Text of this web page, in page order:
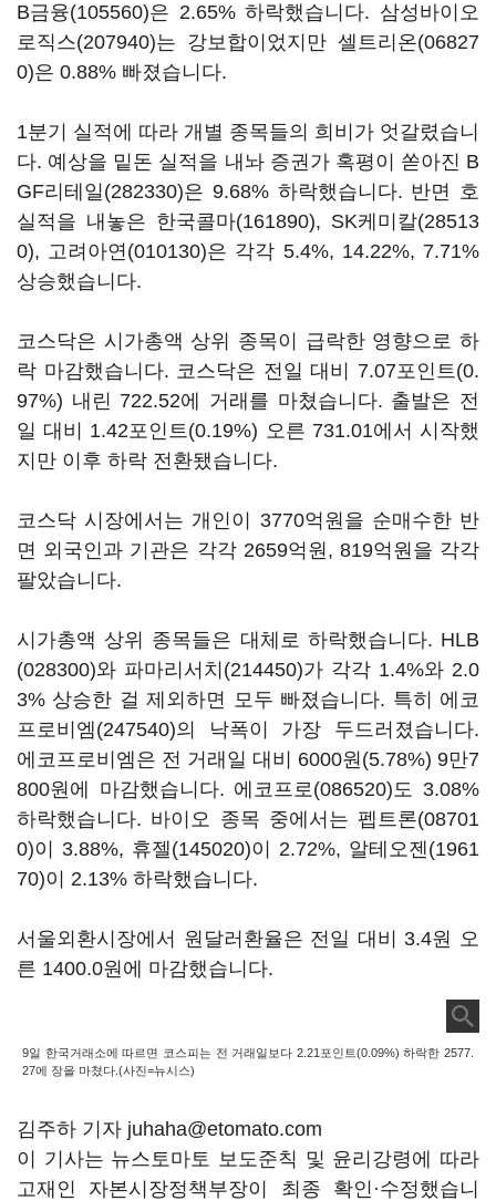
B금융(105560)은 2.65% 하락했습니다. 삼성바이오
로직스(207940)는 강보합이었지만 셀트리온(06827
0)은 0.88% 빠졌습니다.
1분기 실적에 따라 개별 종목들의 희비가 엇갈렸습니
다. 예상을 밑돈 실적을 내놔 증권가 혹평이 쏟아진 B
GF리테일(282330)은 9.68% 하락했습니다. 반면 호
실적을 내놓은 한국콜마(161890), SK케미칼(28513
0), 고려아연(010130)은 각각 5.4%, 14.22%, 7.71%
상승했습니다.
코스닥은 시가총액 상위 종목이 급락한 영향으로 하
락 마감했습니다. 코스닥은 전일 대비 7.07포인트(0.
97%) 내린 722.52에 거래를 마쳤습니다. 출발은 전
일 대비 1.42포인트(0.19%) 오른 731.01에서 시작했
지만 이후 하락 전환됐습니다.
코스닥 시장에서는 개인이 3770억원을 순매수한 반
면 외국인과 기관은 각각 2659억원, 819억원을 각각
팔았습니다.
시가총액 상위 종목들은 대체로 하락했습니다. HLB
(028300)와 파마리서치(214450)가 각각 1.4%와 2.0
3% 상승한 걸 제외하면 모두 빠졌습니다. 특히 에코
프로비엠(247540)의 낙폭이 가장 두드러졌습니다.
에코프로비엠은 전 거래일 대비 6000원(5.78%) 9만7
800원에 마감했습니다. 에코프로(086520)도 3.08%
하락했습니다. 바이오 종목 중에서는 펩트론(08701
0)이 3.88%, 휴젤(145020)이 2.72%, 알테오젠(1961
70)이 2.13% 하락했습니다.
서울외환시장에서 원달러환율은 전일 대비 3.4원 오
른 1400.0원에 마감했습니다.
9일 한국거래소에 따르면 코스피는 전 거래일보다 2.21포인트(0.09%) 하락한 2577.
27에 장을 마쳤다.(사진=뉴시스)
김주하 기자 juhaha@etomato.com
이 기사는 뉴스토마토 보도준칙 및 윤리강령에 따라
고재인 자본시장정책부장이 최종 확인·수정했습니